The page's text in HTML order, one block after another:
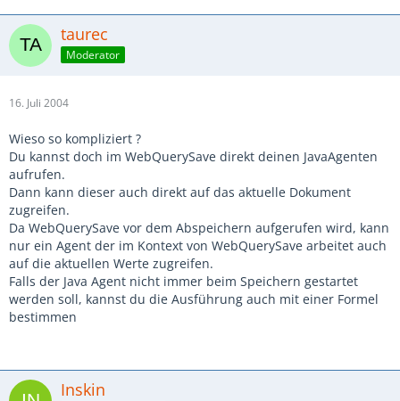
taurec
Moderator
16. Juli 2004
Wieso so kompliziert ?
Du kannst doch im WebQuerySave direkt deinen JavaAgenten
aufrufen.
Dann kann dieser auch direkt auf das aktuelle Dokument
zugreifen.
Da WebQuerySave vor dem Abspeichern aufgerufen wird, kann
nur ein Agent der im Kontext von WebQuerySave arbeitet auch
auf die aktuellen Werte zugreifen.
Falls der Java Agent nicht immer beim Speichern gestartet
werden soll, kannst du die Ausführung auch mit einer Formel
bestimmen
Inskin